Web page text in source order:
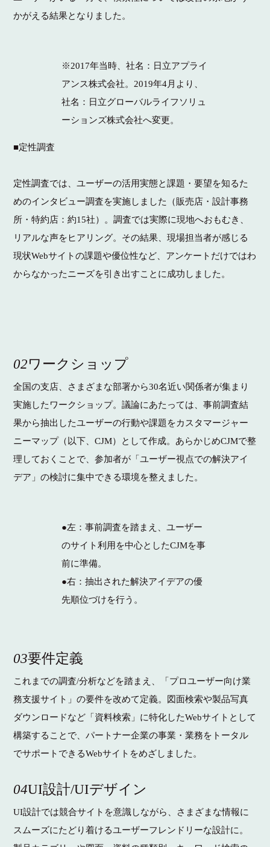
かがえる結果となりました。
※2017年当時、社名：日立アプライ
アンス株式会社。2019年4月より、
社名：日立グローバルライフソリュ
ーションズ株式会社へ変更。
■定性調査
定性調査では、ユーザーの活用実態と課題・要望を知るた
めのインタビュー調査を実施しました（販売店・設計事務
所・特約店：約15社）。調査では実際に現地へおもむき、
リアルな声をヒアリング。その結果、現場担当者が感じる
現状Webサイトの課題や優位性など、アンケートだけではわ
からなかったニーズを引き出すことに成功しました。
02ワークショップ
全国の支店、さまざまな部署から30名近い関係者が集まり
実施したワークショップ。議論にあたっては、事前調査結
果から抽出したユーザーの行動や課題をカスタマージャー
ニーマップ（以下、CJM）として作成。あらかじめCJMで整
理しておくことで、参加者が「ユーザー視点での解決アイ
デア」の検討に集中できる環境を整えました。
●左：事前調査を踏まえ、ユーザー
のサイト利用を中心としたCJMを事
前に準備。
●右：抽出された解決アイデアの優
先順位づけを行う。
03要件定義
これまでの調査/分析などを踏まえ、「プロユーザー向け業
務支援サイト」の要件を改めて定義。図面検索や製品写真
ダウンロードなど「資料検索」に特化したWebサイトとして
構築することで、パートナー企業の事業・業務をトータル
でサポートできるWebサイトをめざしました。
04UI設計/UIデザイン
UI設計では競合サイトを意識しながら、さまざまな情報に
スムーズにたどり着けるユーザーフレンドリーな設計に。